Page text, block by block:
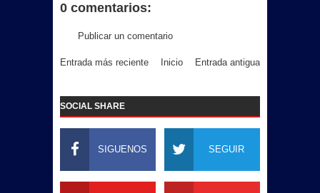
0 comentarios:
Publicar un comentario
Entrada más reciente Entrada antigua
Inicio
SOCIAL SHARE
SIGUENOS SEGUIR